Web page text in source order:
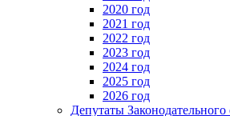
2020 год
2021 год
2022 год
2023 год
2024 год
2025 год
2026 год
Депутаты Законодательного